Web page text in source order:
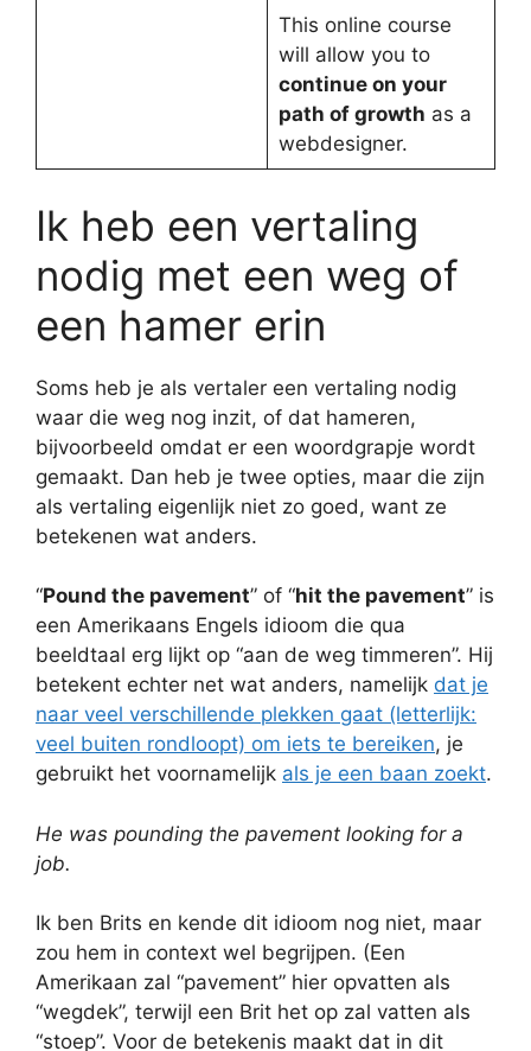
This online course
will allow you to
continue on your
path of growth as a
webdesigner.
Ik heb een vertaling
nodig met een weg of
een hamer erin
Soms heb je als vertaler een vertaling nodig
waar die weg nog inzit, of dat hameren,
bijvoorbeeld omdat er een woordgrapje wordt
gemaakt. Dan heb je twee opties, maar die zijn
als vertaling eigenlijk niet zo goed, want ze
betekenen wat anders.
“Pound the pavement” of “hit the pavement” is
een Amerikaans Engels idioom die qua
beeldtaal erg lijkt op “aan de weg timmeren”. Hij
betekent echter net wat anders, namelijk dat je
naar veel verschillende plekken gaat (letterlijk:
veel buiten rondloopt) om iets te bereiken, je
gebruikt het voornamelijk als je een baan zoekt.
He was pounding the pavement looking for a
job.
Ik ben Brits en kende dit idioom nog niet, maar
zou hem in context wel begrijpen. (Een
Amerikaan zal “pavement” hier opvatten als
“wegdek”, terwijl een Brit het op zal vatten als
“stoep”. Voor de betekenis maakt dat in dit